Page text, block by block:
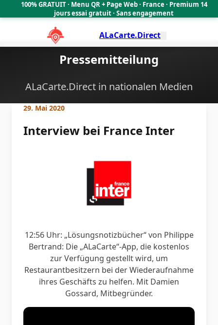
100% GRATUIT · Menu QR + Page Web · France · Premium 14
jours essai gratuit · Sans engagement
ALaCarte.Direct
Pressemitteilung
ALaCarte.Direct in nationalen Medien
29. Mai 2020
Interview bei France Inter
12:56 Uhr: „Lösungsnotizbücher“ von Philippe
Bertrand: Die „ALaCarte“-App, die kostenlos
zur Verfügung gestellt wird, um
Restaurantbesitzern bei der Wiederaufnahme
ihres Geschäfts zu helfen. Mit Damien
Gossard, Mitbegründer.